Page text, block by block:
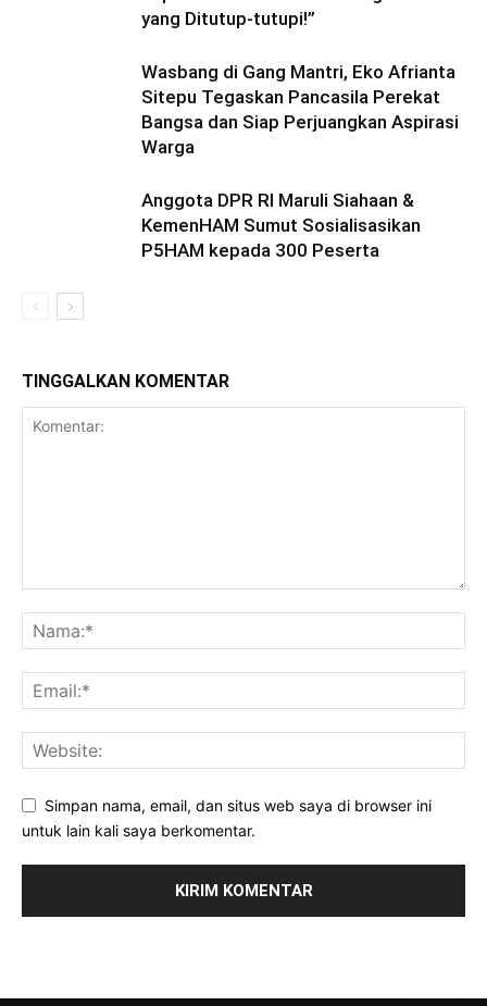
yang Ditutup-tutupi!”
Wasbang di Gang Mantri, Eko Afrianta
Sitepu Tegaskan Pancasila Perekat
Bangsa dan Siap Perjuangkan Aspirasi
Warga
Anggota DPR RI Maruli Siahaan &
KemenHAM Sumut Sosialisasikan
P5HAM kepada 300 Peserta
TINGGALKAN KOMENTAR
Simpan nama, email, dan situs web saya di browser ini
untuk lain kali saya berkomentar.